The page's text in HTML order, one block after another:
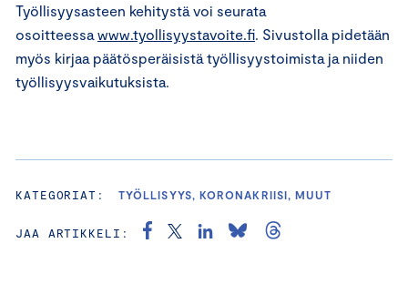
Työllisyysasteen kehitystä voi seurata
osoitteessa www.tyollisyystavoite.fi. Sivustolla pidetään
myös kirjaa päätösperäisistä työllisyystoimista ja niiden
työllisyysvaikutuksista.
KATEGORIAT: TYÖLLISYYS, KORONAKRIISI, MUUT
JAA ARTIKKELI: